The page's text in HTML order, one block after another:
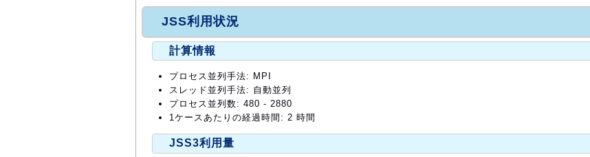
JSS利用状況
計算情報
プロセス並列手法: MPI
スレッド並列手法: 自動並列
プロセス並列数: 480 - 2880
1ケースあたりの経過時間: 2 時間
JSS3利用量